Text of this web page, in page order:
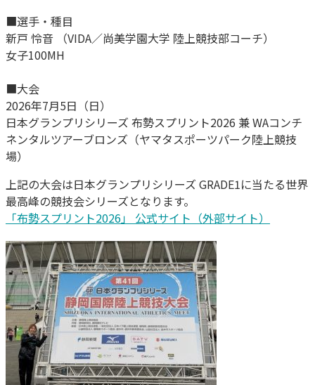
■選手・種目
新戸 怜音 （VIDA／尚美学園大学 陸上競技部コーチ）
女子100MH
■大会
2026年7月5日（日）
日本グランプリシリーズ 布勢スプリント2026 兼 WAコンチ
ネンタルツアーブロンズ（ヤマタスポーツパーク陸上競技
場）
上記の大会は日本グランプリシリーズ GRADE1に当たる世界
最高峰の競技会シリーズとなります。
「布勢スプリント2026」 公式サイト（外部サイト）